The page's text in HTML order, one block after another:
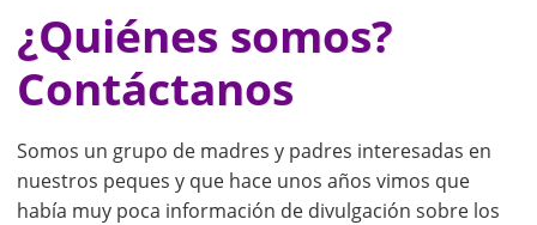
¿Quiénes somos?
Contáctanos
Somos un grupo de madres y padres interesadas en
nuestros peques y que hace unos años vimos que
había muy poca información de divulgación sobre los